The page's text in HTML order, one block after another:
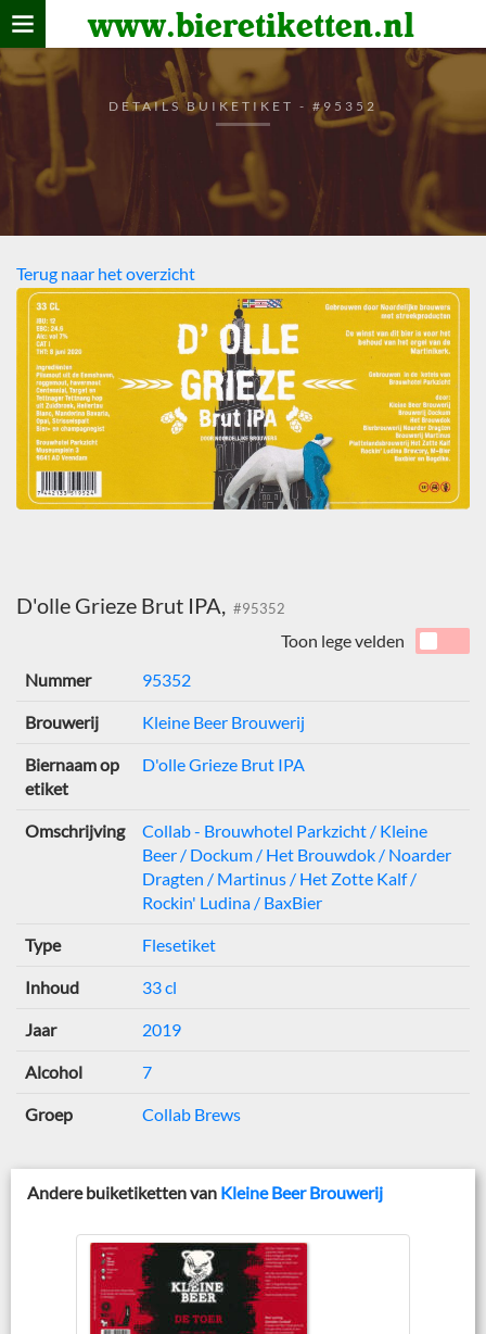
www.bieretiketten.nl
Home
verzamelen
De bierkaart
Bezoekers
DETAILS BUIKETIKET - #95352
Terug naar het overzicht
D'olle Grieze Brut IPA, #95352
Toon lege velden
Nummer
95352
Brouwerij Kleine Beer Brouwerij
Biernaam op
etiket
D'olle Grieze Brut IPA
Omschrijving
Collab - Brouwhotel Parkzicht / Kleine
Beer / Dockum / Het Brouwdok / Noarder
Dragten / Martinus / Het Zotte Kalf /
Rockin' Ludina / BaxBier
Type Flesetiket
Inhoud 33 cl
Jaar 2019
Alcohol 7
Groep Collab Brews
Andere buiketiketten van Kleine Beer Brouwerij